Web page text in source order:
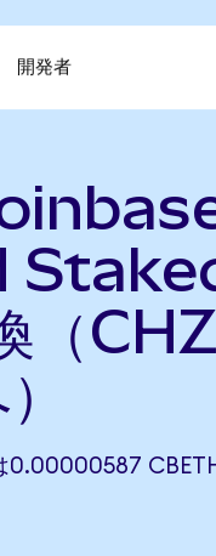
開発者
（
0.00000587